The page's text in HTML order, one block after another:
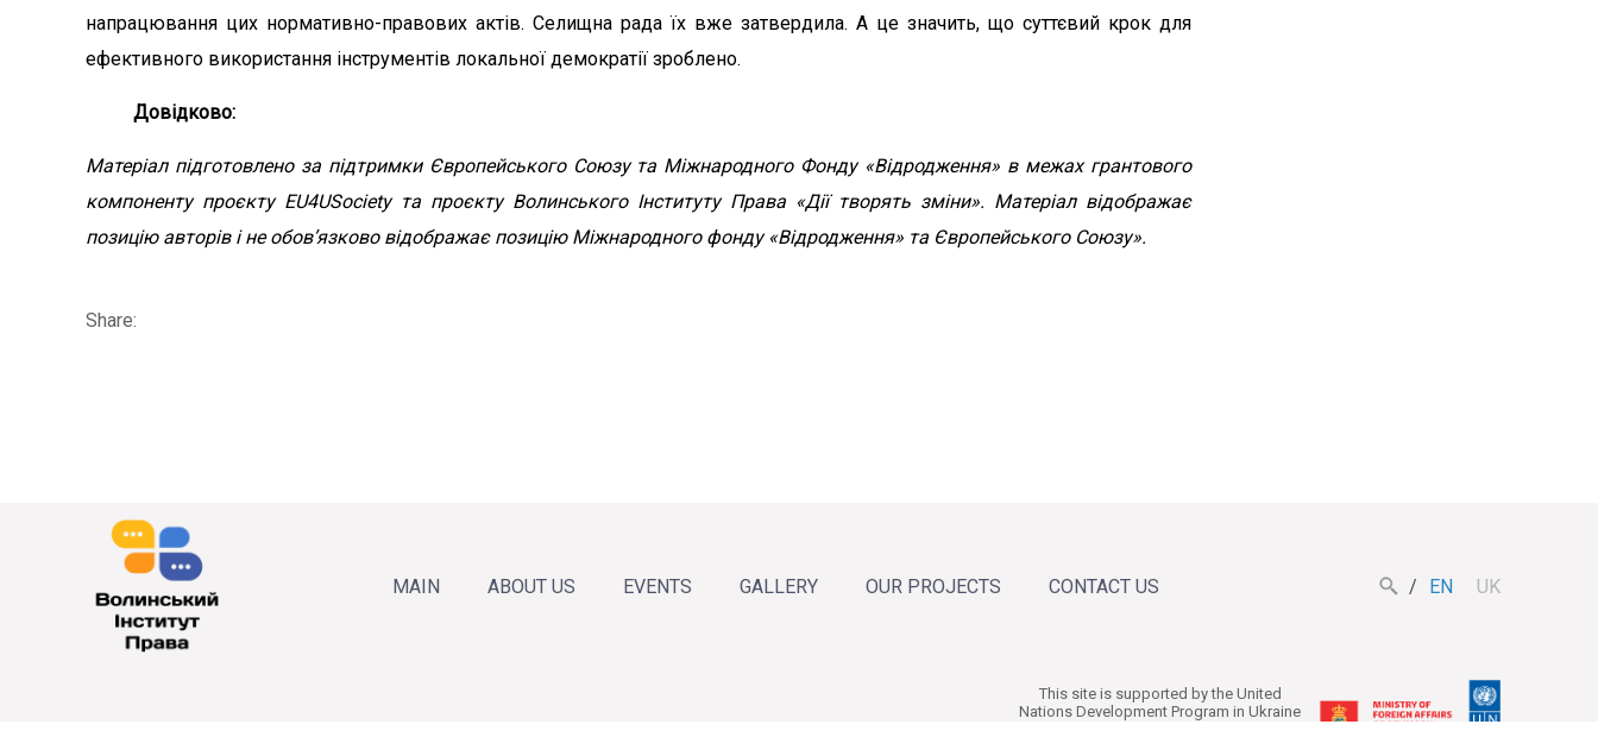
напрацювання цих нормативно-правових актів. Селищна рада їх вже затвердила. А це значить, що суттєвий крок для
ефективного використання інструментів локальної демократії зроблено.
Довідково:
Матеріал підготовлено за підтримки Європейського Союзу та Міжнародного Фонду «Відродження» в межах грантового
компоненту проєкту EU4USociety та проєкту Волинського Інституту Права «Дії творять зміни». Матеріал відображає
позицію авторів і не обов’язково відображає позицію Міжнародного фонду «Відродження» та Європейського Союзу».
Share:
Перші результатами
розвитку
громадянського
MAIN ABOUT US EVENTS GALLERY OUR PROJECTS CONTACT US EN UK
This site is supported by the United
Nations Development Program in Ukraine